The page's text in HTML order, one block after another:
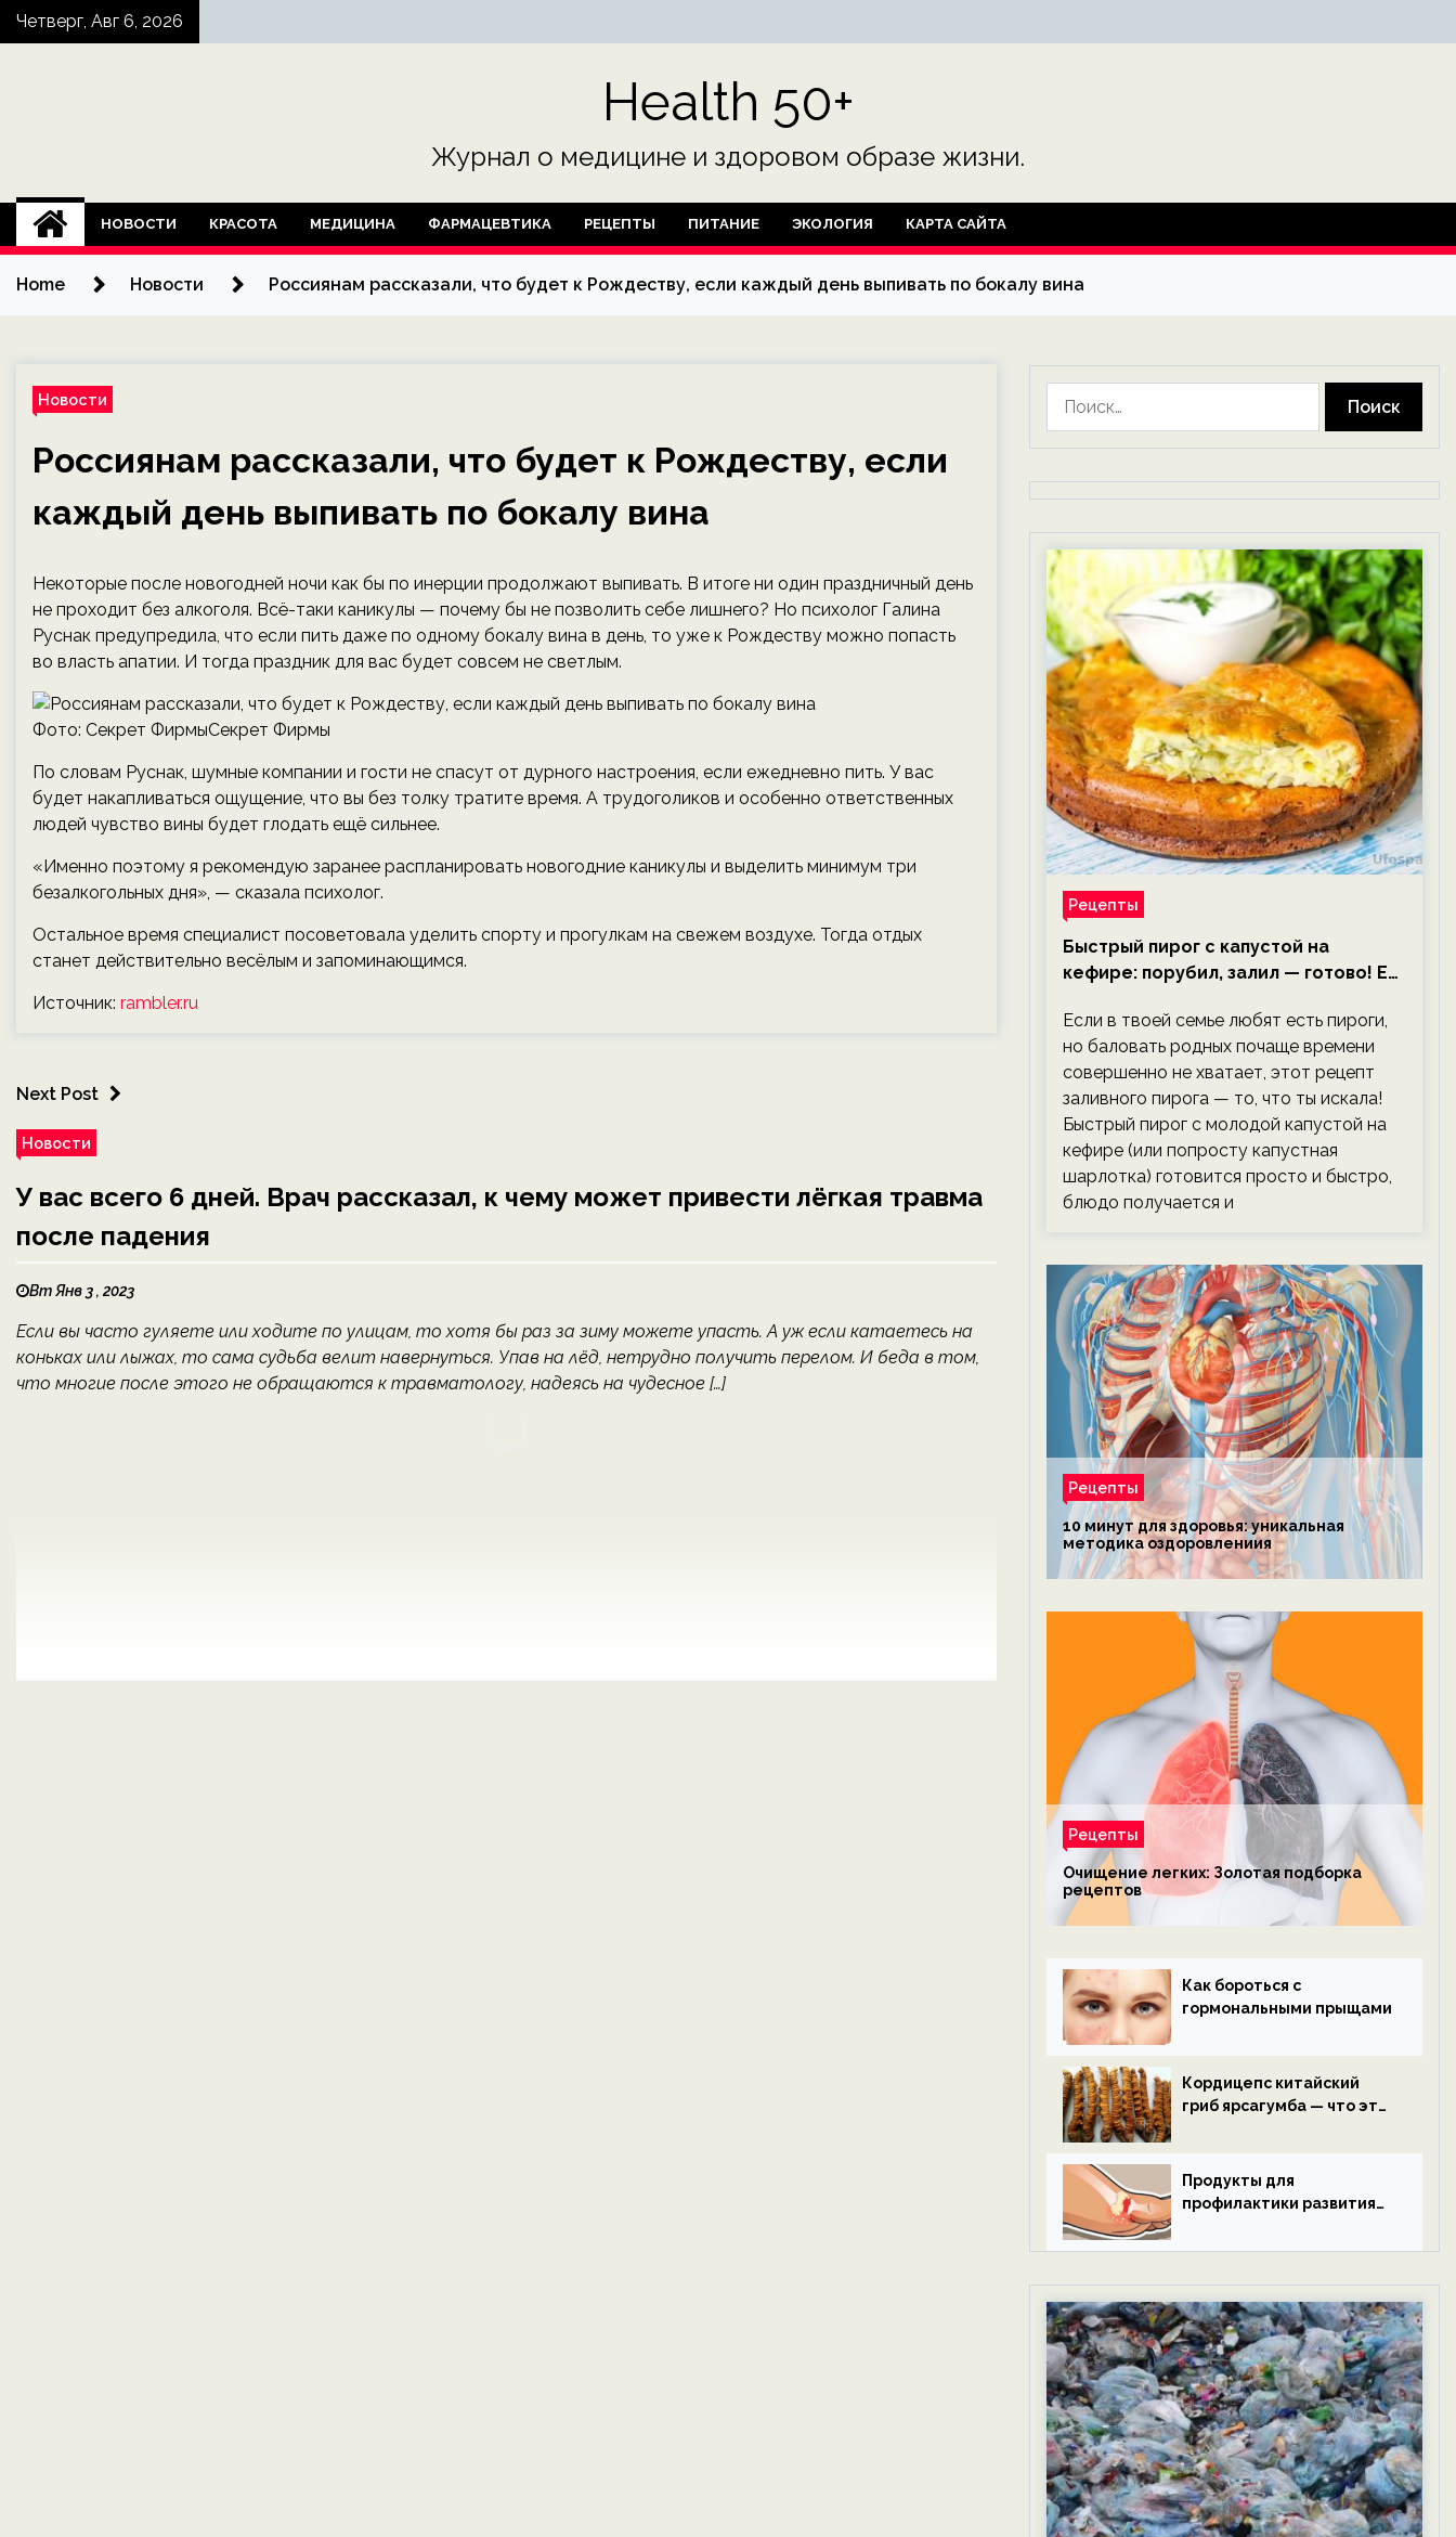
SkipЧетверг, Авг 6, 2026
Health 50+
Журнал о медицине и здоровом образе жизни.
НОВОСТИ КРАСОТА МЕДИЦИНА ФАРМАЦЕВТИКА РЕЦЕПТЫ ПИТАНИЕ ЭКОЛОГИЯ КАРТА САЙТА
Home Новости Россиянам рассказали, что будет к Рождеству, если каждый день выпивать по бокалу вина
Новости
Россиянам рассказали, что будет к Рождеству, если
каждый день выпивать по бокалу вина
Некоторые после новогодней ночи как бы по инерции продолжают выпивать. В итоге ни один праздничный день
не проходит без алкоголя. Всё-таки каникулы — почему бы не позволить себе лишнего? Но психолог Галина
Руснак предупредила, что если пить даже по одному бокалу вина в день, то уже к Рождеству можно попасть
во власть апатии. И тогда праздник для вас будет совсем не светлым.
Фото: Секрет ФирмыСекрет Фирмы
По словам Руснак, шумные компании и гости не спасут от дурного настроения, если ежедневно пить. У вас
будет накапливаться ощущение, что вы без толку тратите время. А трудоголиков и особенно ответственных
людей чувство вины будет глодать ещё сильнее.
«Именно поэтому я рекомендую заранее распланировать новогодние каникулы и выделить минимум три
безалкогольных дня», — сказала психолог.
Остальное время специалист посоветовала уделить спорту и прогулкам на свежем воздухе. Тогда отдых
станет действительно весёлым и запоминающимся.
Источник: rambler.ru
Next Post
Новости
У вас всего 6 дней. Врач рассказал, к чему может привести лёгкая травма
после падения
Вт Янв 3 , 2023
Если вы часто гуляете или ходите по улицам, то хотя бы раз за зиму можете упасть. А уж если катаетесь на
коньках или лыжах, то сама судьба велит навернуться. Упав на лёд, нетрудно получить перелом. И беда в том,
что многие после этого не обращаются к травматологу, надеясь на чудесное […]
Рецепты
Быстрый пирог с капустой на
кефире: порубил, залил — готово! Ем,
Если в твоей семье любят есть пироги,
но баловать родных почаще времени
совершенно не хватает, этот рецепт
заливного пирога — то, что ты искала!
Быстрый пирог с молодой капустой на
кефире (или попросту капустная
шарлотка) готовится просто и быстро,
блюдо получается и
Рецепты
10 минут для здоровья: уникальная
методика оздоровлениия
Рецепты
Очищение легких: Золотая подборка
рецептов
Как бороться с
гормональными прыщами
Кордицепс китайский
гриб ярсагумба — что это
Продукты для
профилактики развития